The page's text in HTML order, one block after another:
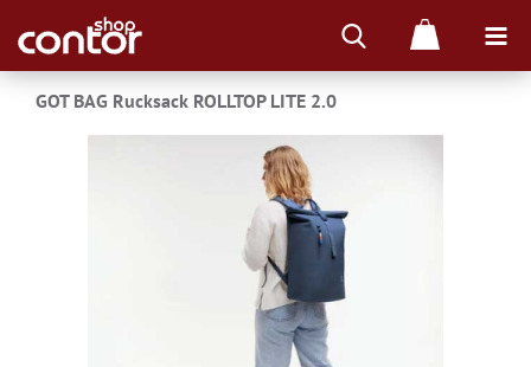
GOT BAG Rucksack ROLLTOP LITE 2.0